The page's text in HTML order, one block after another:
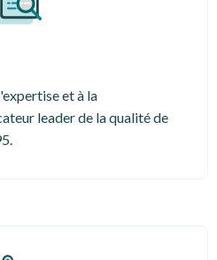
et à la
leader de la qualité de